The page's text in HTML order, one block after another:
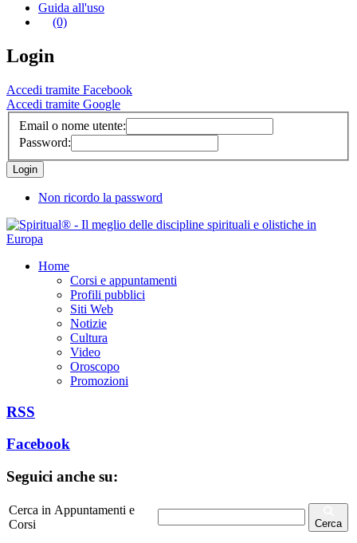
Guida all'uso
(0)
Login
Accedi tramite Facebook
Accedi tramite Google
Email o nome utente:
Password:
Non ricordo la password
Home
Corsi e appuntamenti
Profili pubblici
Siti Web
Notizie
Cultura
Video
Oroscopo
Promozioni
RSS
Facebook
Seguici anche su:
Cerca in Appuntamenti e
Corsi
Cerca